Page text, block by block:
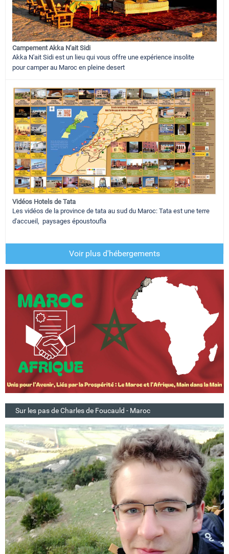
Campement Akka N'ait Sidi
Akka N'ait Sidi est un lieu qui vous offre une expérience insolite
pour camper au Maroc en pleine desert
Vidéos Hotels de Tata
Les vidéos de la province de tata au sud du Maroc: Tata est une terre
d'accueil, paysages époustoufla
Voir plus d'hébergements
Sur les pas de Charles de Foucauld - Maroc